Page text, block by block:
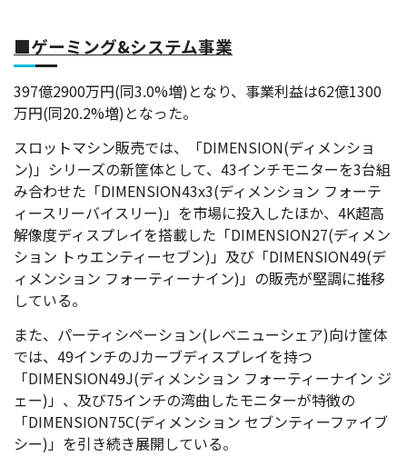
■ゲーミング&システム事業
397億2900万円(同3.0%増)となり、事業利益は62億1300
万円(同20.2%増)となった。
スロットマシン販売では、「DIMENSION(ディメンショ
ン)」シリーズの新筐体として、43インチモニターを3台組
み合わせた「DIMENSION43x3(ディメンション フォーテ
ィースリーバイスリー)」を市場に投入したほか、4K超高
解像度ディスプレイを搭載した「DIMENSION27(ディメン
ション トゥエンティーセブン)」及び「DIMENSION49(デ
ィメンション フォーティーナイン)」の販売が堅調に推移
している。
また、パーティシペーション(レベニューシェア)向け筐体
では、49インチのJカーブディスプレイを持つ
「DIMENSION49J(ディメンション フォーティーナイン ジ
ェー)」、及び75インチの湾曲したモニターが特徴の
「DIMENSION75C(ディメンション セブンティーファイブ
シー)」を引き続き展開している。